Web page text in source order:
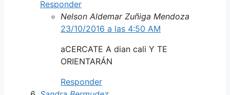
Responder
Nelson Aldemar Zuñiga Mendoza
23/10/2016 a las 4:50 AM
aCERCATE A dian cali Y TE
ORIENTARÁN
Responder